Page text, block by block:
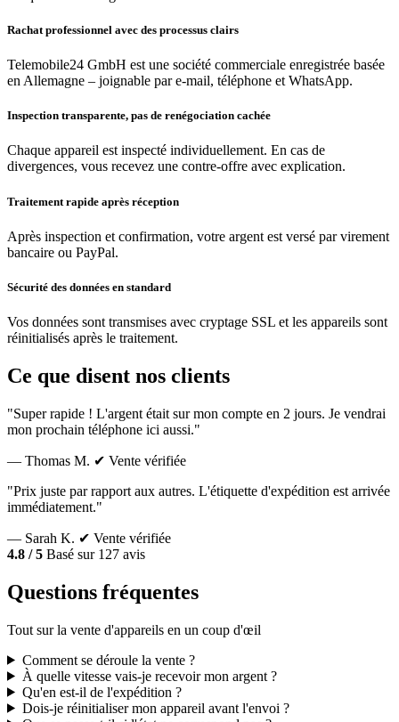
Rachat professionnel avec des processus clairs
Telemobile24 GmbH est une société commerciale enregistrée basée
en Allemagne – joignable par e-mail, téléphone et WhatsApp.
Inspection transparente, pas de renégociation cachée
Chaque appareil est inspecté individuellement. En cas de
divergences, vous recevez une contre-offre avec explication.
Traitement rapide après réception
Après inspection et confirmation, votre argent est versé par virement
bancaire ou PayPal.
Sécurité des données en standard
Vos données sont transmises avec cryptage SSL et les appareils sont
réinitialisés après le traitement.
Ce que disent nos clients
"Super rapide ! L'argent était sur mon compte en 2 jours. Je vendrai
mon prochain téléphone ici aussi."
— Thomas M. ✔ Vente vérifiée
"Prix juste par rapport aux autres. L'étiquette d'expédition est arrivée
immédiatement."
— Sarah K. ✔ Vente vérifiée
4.8 / 5 Basé sur 127 avis
Questions fréquentes
Tout sur la vente d'appareils en un coup d'œil
Comment se déroule la vente ?
À quelle vitesse vais-je recevoir mon argent ?
Qu'en est-il de l'expédition ?
Dois-je réinitialiser mon appareil avant l'envoi ?